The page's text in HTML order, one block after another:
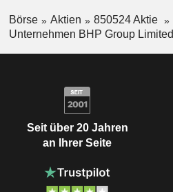
Börse Aktien
850524 Aktie
Unternehmen BHP Group Limited
Seit über 20 Jahren
an Ihrer Seite